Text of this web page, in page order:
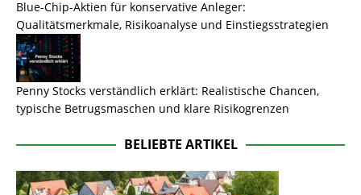
Blue-Chip-Aktien für konservative Anleger:
Qualitätsmerkmale, Risikoanalyse und Einstiegsstrategien
Penny Stocks verständlich erklärt: Realistische Chancen,
typische Betrugsmaschen und klare Risikogrenzen
BELIEBTE ARTIKEL